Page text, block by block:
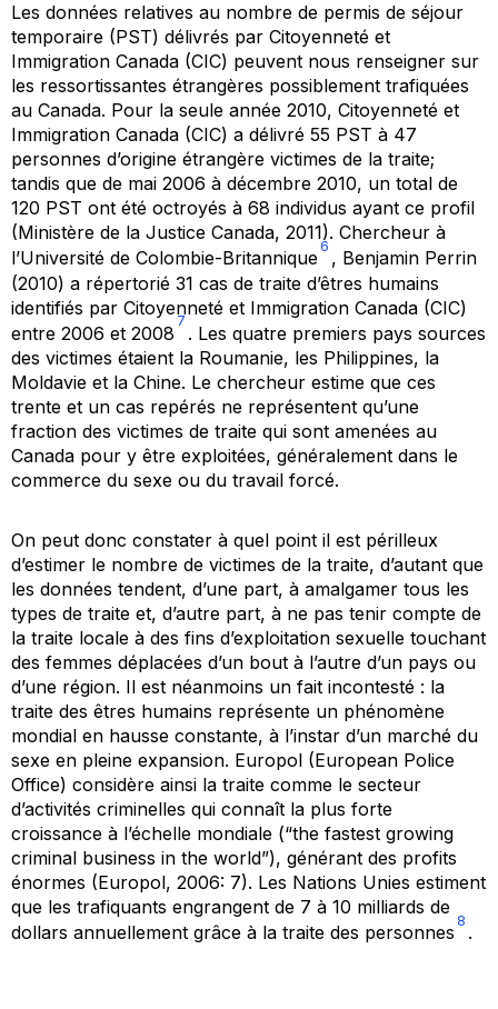
Les données relatives au nombre de permis de séjour
temporaire (PST) délivrés par Citoyenneté et
Immigration Canada (CIC) peuvent nous renseigner sur
les ressortissantes étrangères possiblement trafiquées
au Canada. Pour la seule année 2010, Citoyenneté et
Immigration Canada (CIC) a délivré 55 PST à 47
personnes d’origine étrangère victimes de la traite;
tandis que de mai 2006 à décembre 2010, un total de
120 PST ont été octroyés à 68 individus ayant ce profil
(Ministère de la Justice Canada, 2011). Chercheur à
l’Université de Colombie-Britannique
6
, Benjamin Perrin
(2010) a répertorié 31 cas de traite d’êtres humains
identifiés par Citoyenneté et Immigration Canada (CIC)
entre 2006 et 2008
7
. Les quatre premiers pays sources
des victimes étaient la Roumanie, les Philippines, la
Moldavie et la Chine. Le chercheur estime que ces
trente et un cas repérés ne représentent qu’une
fraction des victimes de traite qui sont amenées au
Canada pour y être exploitées, généralement dans le
commerce du sexe ou du travail forcé.
On peut donc constater à quel point il est périlleux
d’estimer le nombre de victimes de la traite, d’autant que
les données tendent, d’une part, à amalgamer tous les
types de traite et, d’autre part, à ne pas tenir compte de
la traite locale à des fins d’exploitation sexuelle touchant
des femmes déplacées d’un bout à l’autre d’un pays ou
d’une région. Il est néanmoins un fait incontesté : la
traite des êtres humains représente un phénomène
mondial en hausse constante, à l’instar d’un marché du
sexe en pleine expansion. Europol (European Police
Office) considère ainsi la traite comme le secteur
d’activités criminelles qui connaît la plus forte
croissance à l’échelle mondiale (“the fastest growing
criminal business in the world”), générant des profits
énormes (Europol, 2006: 7). Les Nations Unies estiment
que les trafiquants engrangent de 7 à 10 milliards de
dollars annuellement grâce à la traite des personnes
8
.